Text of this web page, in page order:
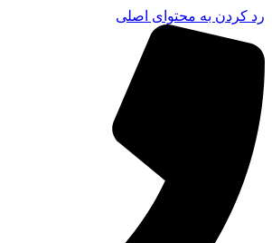
رد کردن به محتوای اصلی